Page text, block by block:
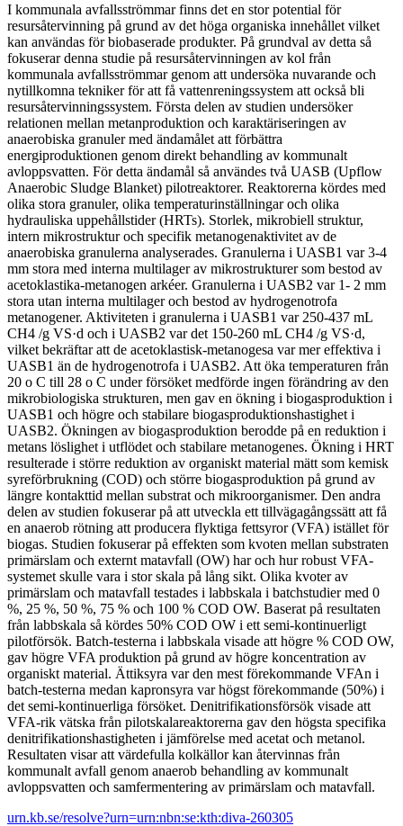
I kommunala avfallsströmmar finns det en stor potential för
resursåtervinning på grund av det höga organiska innehållet vilket
kan användas för biobaserade produkter. På grundval av detta så
fokuserar denna studie på resursåtervinningen av kol från
kommunala avfallsströmmar genom att undersöka nuvarande och
nytillkomna tekniker för att få vattenreningssystem att också bli
resursåtervinningssystem. Första delen av studien undersöker
relationen mellan metanproduktion och karaktäriseringen av
anaerobiska granuler med ändamålet att förbättra
energiproduktionen genom direkt behandling av kommunalt
avloppsvatten. För detta ändamål så användes två UASB (Upflow
Anaerobic Sludge Blanket) pilotreaktorer. Reaktorerna kördes med
olika stora granuler, olika temperaturinställningar och olika
hydrauliska uppehållstider (HRTs). Storlek, mikrobiell struktur,
intern mikrostruktur och specifik metanogenaktivitet av de
anaerobiska granulerna analyserades. Granulerna i UASB1 var 3-4
mm stora med interna multilager av mikrostrukturer som bestod av
acetoklastika-metanogen arkéer. Granulerna i UASB2 var 1- 2 mm
stora utan interna multilager och bestod av hydrogenotrofa
metanogener. Aktiviteten i granulerna i UASB1 var 250-437 mL
CH4 /g VS·d och i UASB2 var det 150-260 mL CH4 /g VS·d,
vilket bekräftar att de acetoklastisk-metanogesa var mer effektiva i
UASB1 än de hydrogenotrofa i UASB2. Att öka temperaturen från
20 o C till 28 o C under försöket medförde ingen förändring av den
mikrobiologiska strukturen, men gav en ökning i biogasproduktion i
UASB1 och högre och stabilare biogasproduktionshastighet i
UASB2. Ökningen av biogasproduktion berodde på en reduktion i
metans löslighet i utflödet och stabilare metanogenes. Ökning i HRT
resulterade i större reduktion av organiskt material mätt som kemisk
syreförbrukning (COD) och större biogasproduktion på grund av
längre kontakttid mellan substrat och mikroorganismer. Den andra
delen av studien fokuserar på att utveckla ett tillvägagångssätt att få
en anaerob rötning att producera flyktiga fettsyror (VFA) istället för
biogas. Studien fokuserar på effekten som kvoten mellan substraten
primärslam och externt matavfall (OW) har och hur robust VFA-
systemet skulle vara i stor skala på lång sikt. Olika kvoter av
primärslam och matavfall testades i labbskala i batchstudier med 0
%, 25 %, 50 %, 75 % och 100 % COD OW. Baserat på resultaten
från labbskala så kördes 50% COD OW i ett semi-kontinuerligt
pilotförsök. Batch-testerna i labbskala visade att högre % COD OW,
gav högre VFA produktion på grund av högre koncentration av
organiskt material. Ättiksyra var den mest förekommande VFAn i
batch-testerna medan kapronsyra var högst förekommande (50%) i
det semi-kontinuerliga försöket. Denitrifikationsförsök visade att
VFA-rik vätska från pilotskalareaktorerna gav den högsta specifika
denitrifikationshastigheten i jämförelse med acetat och metanol.
Resultaten visar att värdefulla kolkällor kan återvinnas från
kommunalt avfall genom anaerob behandling av kommunalt
avloppsvatten och samfermentering av primärslam och matavfall.
urn.kb.se/resolve?urn=urn:nbn:se:kth:diva-260305